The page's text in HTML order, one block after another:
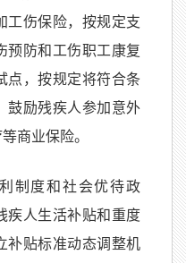
工伤保险，按规定支
预防和工伤职工康复
点，按规定将符合条
鼓励残疾人参加意外
等商业保险。
制度和社会优待政
疾人生活补贴和重度
补贴标准动态调整机